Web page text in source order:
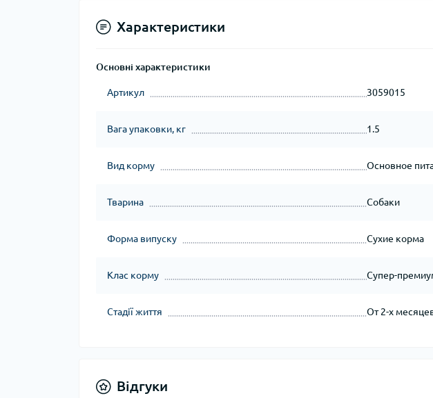
Характеристики
Основні характеристики
Артикул 3059015
Вага упаковки, кг 1.5
Вид корму Основное
Тварина Собаки
Форма випуску Сухие корма
Клас корму Супер-
Стадії життя От 2-х
Відгуки